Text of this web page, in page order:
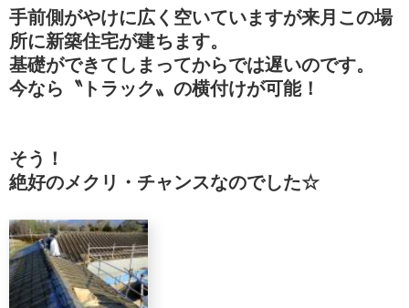
手前側がやけに広く空いていますが来月この場
所に新築住宅が建ちます。
基礎ができてしまってからでは遅いのです。
今なら〝トラック〟の横付けが可能！
そう！
絶好のメクリ・チャンスなのでした☆